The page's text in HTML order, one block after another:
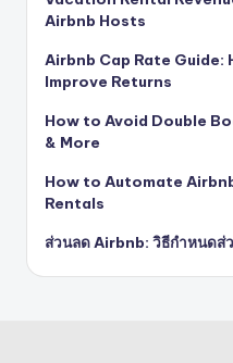
Airbnb Hosts
Airbnb Cap Rate
Improve Returns
How to Avoid Double
& More
How to Automate
Rentals
ส่วนลด Airbnb: วิธีกำหนดส่